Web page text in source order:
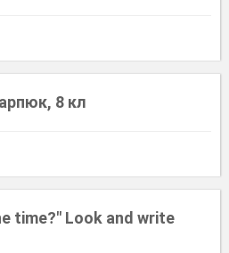
8 кл
time?" Look and write